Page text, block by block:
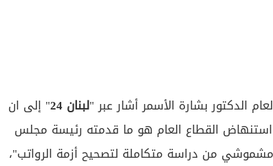
الدكتور بشارة الأسمر أشار عبر "لبنان 24" إلى ان
استنهاض القطاع العام هو ما قدمته رئيسة مجلس
مشموشي من دراسة متكاملة لتصحيح أزمة الرواتب"،